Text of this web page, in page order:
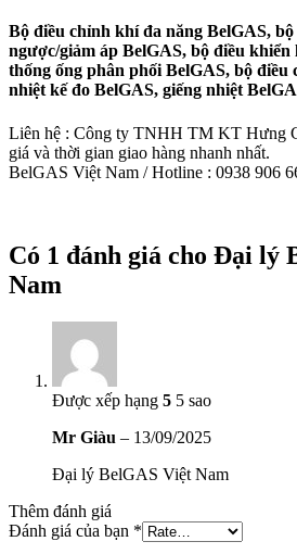
Bộ điều chỉnh khí đa năng BelGAS,
ngược/giảm áp BelGAS, bộ điều
thống ống phân phối BelGAS, bộ điều
nhiệt kế đo BelGAS, giếng nhiệt
Liên hệ : Công ty TNHH TM KT Hưng
giá và thời gian giao hàng nhanh nhất.
BelGAS Việt Nam / Hotline : 0938 906
Có 1 đánh giá cho Đại lý
Nam
Được xếp hạng 5 5 sao
Mr Giàu – 13/09/2025
Đại lý BelGAS Việt Nam
Thêm đánh giá
Đánh giá của bạn *